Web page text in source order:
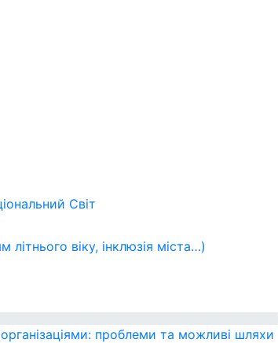
Світ
віку, інклюзія міста…)
проблеми та можливі шляхи